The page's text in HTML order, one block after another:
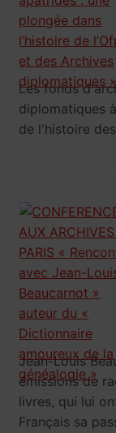
Les fonds
diplomatiques
de l'histoire
Jean-Louis
émissions de
livres, qui lui
Français sa